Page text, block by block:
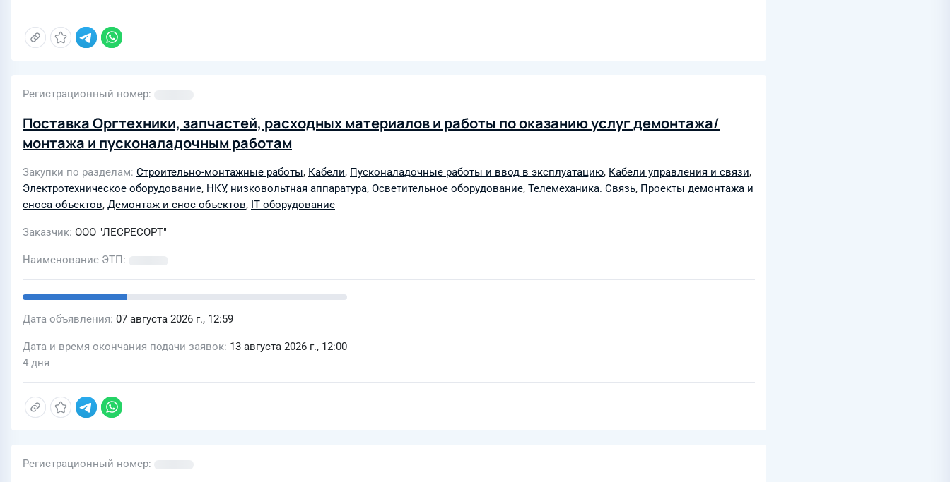
Регистрационный номер
Поставка Оргтехники, запчастей, расходных материалов и работы по оказанию услуг демонтажа/
монтажа и пусконаладочным работам
Закупки по разделам Строительно-монтажные работы, Кабели, Пусконаладочные работы и ввод в эксплуатацию, Кабели управления и связи,
Электротехническое оборудование, НКУ, низковольтная аппаратура, Осветительное оборудование, Телемеханика. Связь, Проекты демонтажа и
сноса объектов, Демонтаж и снос объектов, IT оборудование
Заказчик ООО "ЛЕСРЕСОРТ"
Наименование ЭТП
Дата объявления 07 августа 2026 г., 12:59
Дата и время окончания подачи заявок 13 августа 2026 г., 12:00
4 дня
Регистрационный номер